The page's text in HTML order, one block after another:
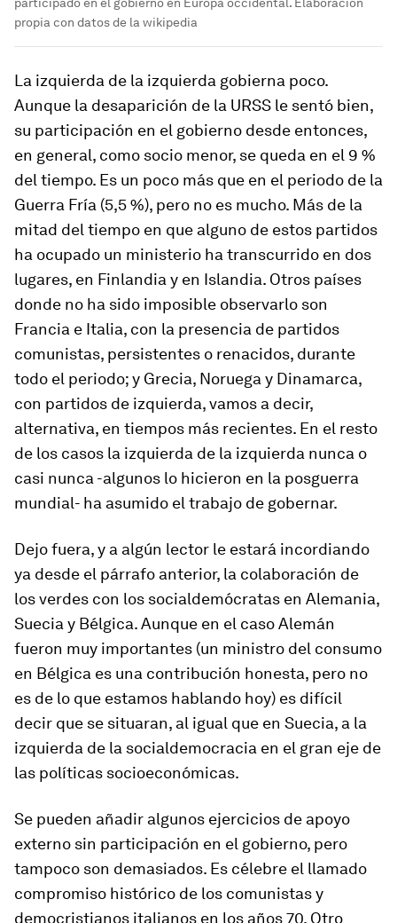
propia con datos de la wikipedia
La izquierda de la izquierda gobierna poco.
Aunque la desaparición de la URSS le sentó bien,
su participación en el gobierno desde entonces,
en general, como socio menor, se queda en el 9 %
del tiempo. Es un poco más que en el periodo de la
Guerra Fría (5,5 %), pero no es mucho. Más de la
mitad del tiempo en que alguno de estos partidos
ha ocupado un ministerio ha transcurrido en dos
lugares, en Finlandia y en Islandia. Otros países
donde no ha sido imposible observarlo son
Francia e Italia, con la presencia de partidos
comunistas, persistentes o renacidos, durante
todo el periodo; y Grecia, Noruega y Dinamarca,
con partidos de izquierda, vamos a decir,
alternativa, en tiempos más recientes. En el resto
de los casos la izquierda de la izquierda nunca o
casi nunca -algunos lo hicieron en la posguerra
mundial- ha asumido el trabajo de gobernar.
Dejo fuera, y a algún lector le estará incordiando
ya desde el párrafo anterior, la colaboración de
los verdes con los socialdemócratas en Alemania,
Suecia y Bélgica. Aunque en el caso Alemán
fueron muy importantes (un ministro del consumo
en Bélgica es una contribución honesta, pero no
es de lo que estamos hablando hoy) es difícil
decir que se situaran, al igual que en Suecia, a la
izquierda de la socialdemocracia en el gran eje de
las políticas socioeconómicas.
Se pueden añadir algunos ejercicios de apoyo
externo sin participación en el gobierno, pero
tampoco son demasiados. Es célebre el llamado
compromiso histórico de los comunistas y
democristianos italianos en los años 70. Otro